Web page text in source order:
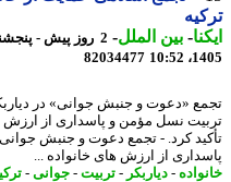
-بین الملل-
82034477
«دعوت و جنبش جوانی» در دیاربکر
نسل مؤمن و پاسداری از ارزش های
کرد. - تجمع دعوت و جنبش جوانی در
از ارزش های خانواده ...
- دیاربکر-تربیت -جوانی- ترکیه-